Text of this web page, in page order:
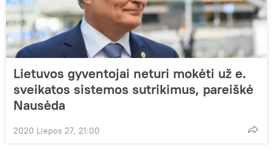
Lietuvos gyventojai neturi mokėti už e.
sveikatos sistemos sutrikimus, pareiškė
Nausėda
2020 Liepos 27, 21:00